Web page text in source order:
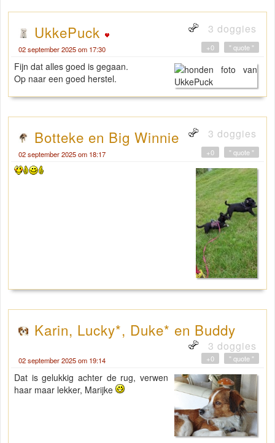
UkkePuck 3 doggies
02 september 2025 om 17:30 " quote "
+0
Fijn dat alles goed is gegaan.
Op naar een goed herstel.
Botteke en Big Winnie 3 doggies
02 september 2025 om 18:17 " quote "
+0
Karin, Lucky*, Duke* en Buddy
3 doggies
02 september 2025 om 19:14 " quote "
+0
Dat is gelukkig achter de rug, verwen
haar maar lekker, Marijke